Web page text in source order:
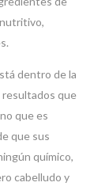
dentro de la
resultados que
que es
que sus
químico,
cabelludo y